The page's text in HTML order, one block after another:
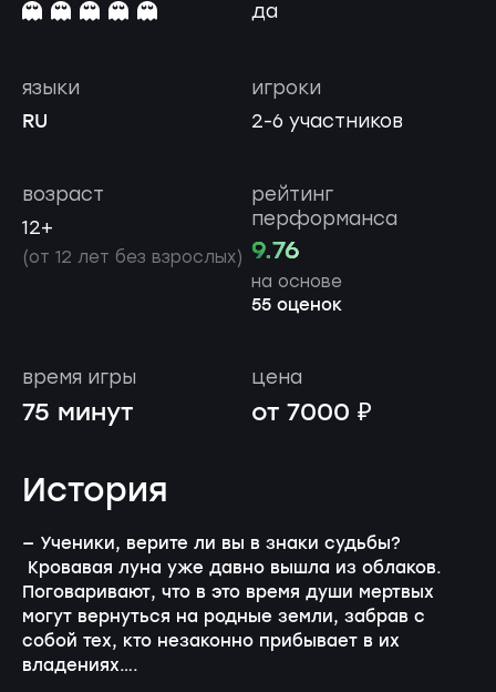
да
игроки
2-6 участников
языки
RU
возраст
12+
(от 12 лет без взрослых)
рейтинг
перформанса
9.76
на основе
55 оценок
время игры
75 минут
цена
от 7000 ₽
История
— Ученики, верите ли вы в знаки судьбы?
Кровавая луна уже давно вышла из облаков.
Поговаривают, что в это время души мертвых
могут вернуться на родные земли, забрав с
собой тех, кто незаконно прибывает в их
владениях….